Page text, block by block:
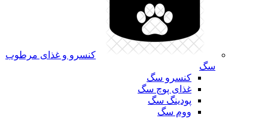
کنسرو و غذای مرطوب
سگ
کنسرو سگ
غذای پوچ سگ
پودینگ سگ
ووم سگ